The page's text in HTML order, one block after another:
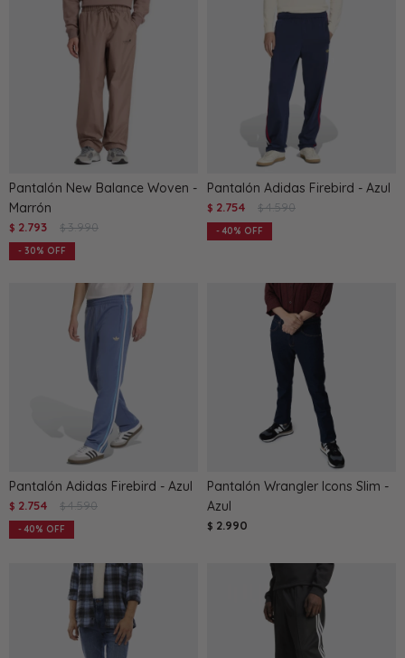
Pantalón New Balance Woven -
Marrón
$ 2.793 $ 3.990
30
Pantalón Adidas Firebird - Azul
$ 2.754 $ 4.590
40
Pantalón Adidas Firebird - Azul
$ 2.754 $ 4.590
40
Pantalón Wrangler Icons Slim -
Azul
$ 2.990